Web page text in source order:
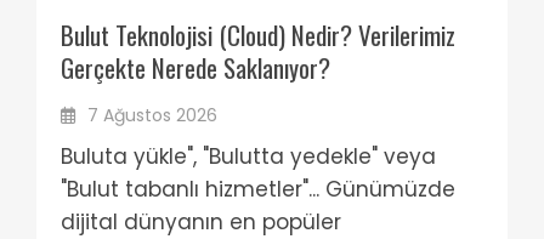
Bulut Teknolojisi (Cloud) Nedir? Verilerimiz
Gerçekte Nerede Saklanıyor?
7 Ağustos 2026
Buluta yükle", "Bulutta yedekle" veya
"Bulut tabanlı hizmetler"... Günümüzde
dijital dünyanın en popüler